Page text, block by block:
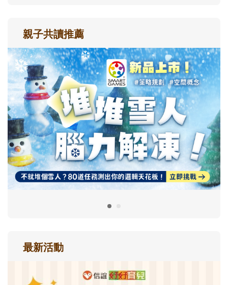
親子共讀推薦
最新活動